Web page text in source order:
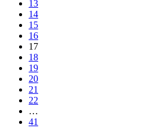
13
14
15
16
17
18
19
20
21
22
…
41